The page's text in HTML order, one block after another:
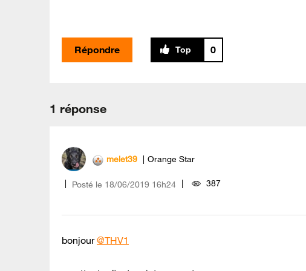
Répondre 0
1 réponse
melet39 Orange Star
Posté le ‎18/06/2019 16h24 387
bonjour@THV1